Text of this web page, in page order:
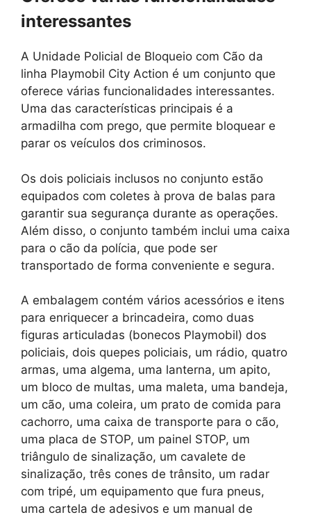
interessantes
A Unidade Policial de Bloqueio com Cão da
linha Playmobil City Action é um conjunto que
oferece várias funcionalidades interessantes.
Uma das características principais é a
armadilha com prego, que permite bloquear e
parar os veículos dos criminosos.
Os dois policiais inclusos no conjunto estão
equipados com coletes à prova de balas para
garantir sua segurança durante as operações.
Além disso, o conjunto também inclui uma caixa
para o cão da polícia, que pode ser
transportado de forma conveniente e segura.
A embalagem contém vários acessórios e itens
para enriquecer a brincadeira, como duas
figuras articuladas (bonecos Playmobil) dos
policiais, dois quepes policiais, um rádio, quatro
armas, uma algema, uma lanterna, um apito,
um bloco de multas, uma maleta, uma bandeja,
um cão, uma coleira, um prato de comida para
cachorro, uma caixa de transporte para o cão,
uma placa de STOP, um painel STOP, um
triângulo de sinalização, um cavalete de
sinalização, três cones de trânsito, um radar
com tripé, um equipamento que fura pneus,
uma cartela de adesivos e um manual de